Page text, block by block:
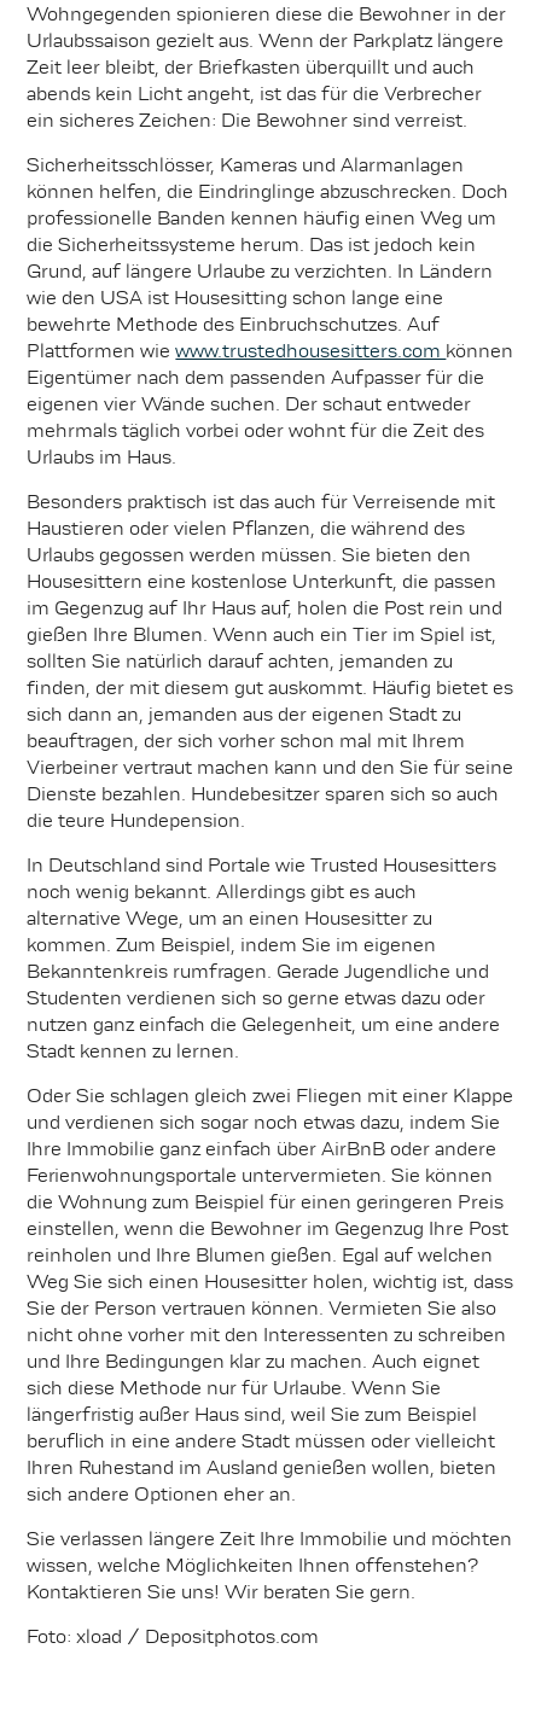
Wohngegenden spionieren diese die Bewohner in der
Urlaubssaison gezielt aus. Wenn der Parkplatz längere
Zeit leer bleibt, der Briefkasten überquillt und auch
abends kein Licht angeht, ist das für die Verbrecher
ein sicheres Zeichen: Die Bewohner sind verreist.
Sicherheitsschlösser, Kameras und Alarmanlagen
können helfen, die Eindringlinge abzuschrecken. Doch
professionelle Banden kennen häufig einen Weg um
die Sicherheitssysteme herum. Das ist jedoch kein
Grund, auf längere Urlaube zu verzichten. In Ländern
wie den USA ist Housesitting schon lange eine
bewehrte Methode des Einbruchschutzes. Auf
Plattformen wiewww.trustedhousesitters.com können
Eigentümer nach dem passenden Aufpasser für die
eigenen vier Wände suchen. Der schaut entweder
mehrmals täglich vorbei oder wohnt für die Zeit des
Urlaubs im Haus.
Besonders praktisch ist das auch für Verreisende mit
Haustieren oder vielen Pflanzen, die während des
Urlaubs gegossen werden müssen. Sie bieten den
Housesittern eine kostenlose Unterkunft, die passen
im Gegenzug auf Ihr Haus auf, holen die Post rein und
gießen Ihre Blumen. Wenn auch ein Tier im Spiel ist,
sollten Sie natürlich darauf achten, jemanden zu
finden, der mit diesem gut auskommt. Häufig bietet es
sich dann an, jemanden aus der eigenen Stadt zu
beauftragen, der sich vorher schon mal mit Ihrem
Vierbeiner vertraut machen kann und den Sie für seine
Dienste bezahlen. Hundebesitzer sparen sich so auch
die teure Hundepension.
In Deutschland sind Portale wie Trusted Housesitters
noch wenig bekannt. Allerdings gibt es auch
alternative Wege, um an einen Housesitter zu
kommen. Zum Beispiel, indem Sie im eigenen
Bekanntenkreis rumfragen. Gerade Jugendliche und
Studenten verdienen sich so gerne etwas dazu oder
nutzen ganz einfach die Gelegenheit, um eine andere
Stadt kennen zu lernen.
Oder Sie schlagen gleich zwei Fliegen mit einer Klappe
und verdienen sich sogar noch etwas dazu, indem Sie
Ihre Immobilie ganz einfach über AirBnB oder andere
Ferienwohnungsportale untervermieten. Sie können
die Wohnung zum Beispiel für einen geringeren Preis
einstellen, wenn die Bewohner im Gegenzug Ihre Post
reinholen und Ihre Blumen gießen. Egal auf welchen
Weg Sie sich einen Housesitter holen, wichtig ist, dass
Sie der Person vertrauen können. Vermieten Sie also
nicht ohne vorher mit den Interessenten zu schreiben
und Ihre Bedingungen klar zu machen. Auch eignet
sich diese Methode nur für Urlaube. Wenn Sie
längerfristig außer Haus sind, weil Sie zum Beispiel
beruflich in eine andere Stadt müssen oder vielleicht
Ihren Ruhestand im Ausland genießen wollen, bieten
sich andere Optionen eher an.
Sie verlassen längere Zeit Ihre Immobilie und möchten
wissen, welche Möglichkeiten Ihnen offenstehen?
Kontaktieren Sie uns! Wir beraten Sie gern.
Foto: xload / Depositphotos.com